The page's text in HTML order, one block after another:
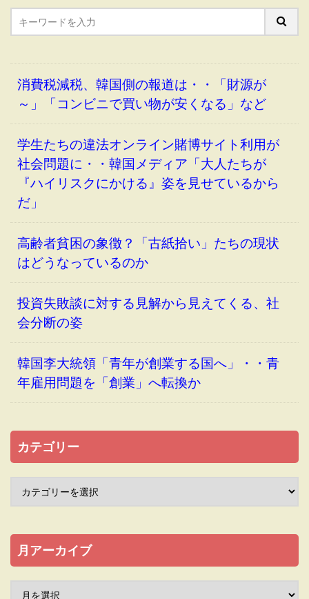
消費税減税、韓国側の報道は・・「財源が
～」「コンビニで買い物が安くなる」など
学生たちの違法オンライン賭博サイト利用が
社会問題に・・韓国メディア「大人たちが
『ハイリスクにかける』姿を見せているから
だ」
高齢者貧困の象徴？「古紙拾い」たちの現状
はどうなっているのか
投資失敗談に対する見解から見えてくる、社
会分断の姿
韓国李大統領「青年が創業する国へ」・・青
年雇用問題を「創業」へ転換か
カテゴリー
月アーカイブ